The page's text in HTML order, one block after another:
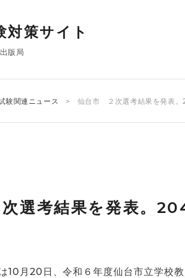
対策サイト
版局
験関連ニュース 仙台市 ２次選考結果を発表。
選考結果を発表。
10月20日、令和６年度仙台市立学校